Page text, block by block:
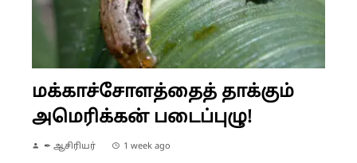
மக்காச்சோளத்தைத் தாக்கும்
அமெரிக்கன் படைப்புழு!
✒ ஆசிரியர் 1 week ago